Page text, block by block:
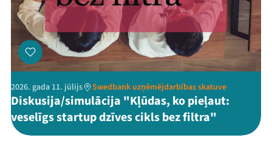
2026. gada 11. jūlijs Swedbank uzņēmējdarbības skatuve
Diskusija/simulācija "Kļūdas, ko pieļaut:
veselīgs startup dzīves cikls bez filtra"